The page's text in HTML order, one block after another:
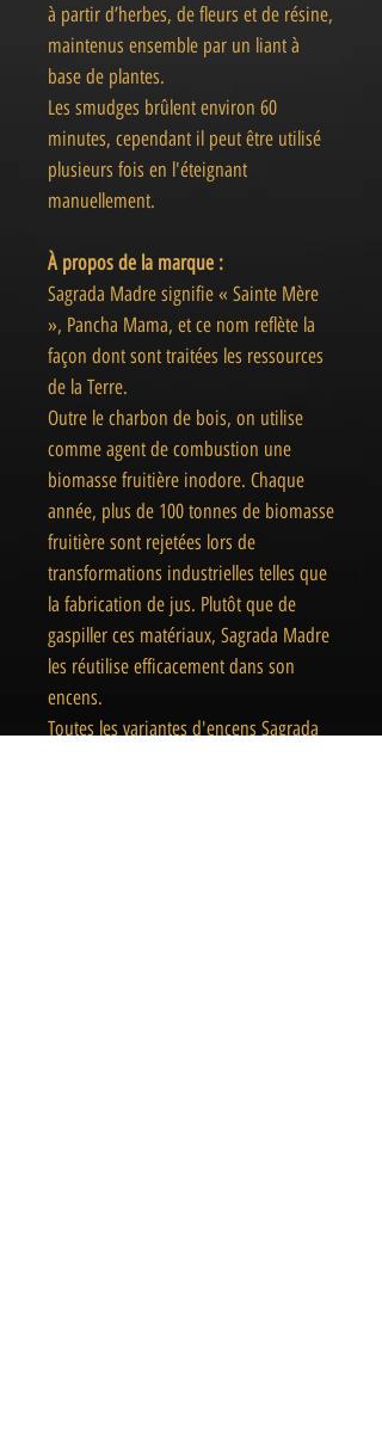
à partir d’herbes, de fleurs et de résine,
maintenus ensemble par un liant à
base de plantes.
Les smudges brûlent environ 60
minutes, cependant il peut être utilisé
plusieurs fois en l'éteignant
manuellement.
À propos de la marque :
Sagrada Madre signifie « Sainte Mère
», Pancha Mama, et ce nom reflète la
façon dont sont traitées les ressources
de la Terre.
Outre le charbon de bois, on utilise
comme agent de combustion une
biomasse fruitière inodore. Chaque
année, plus de 100 tonnes de biomasse
fruitière sont rejetées lors de
transformations industrielles telles que
la fabrication de jus. Plutôt que de
gaspiller ces matériaux, Sagrada Madre
les réutilise efficacement dans son
encens.
​Toutes les variantes d'encens Sagrada